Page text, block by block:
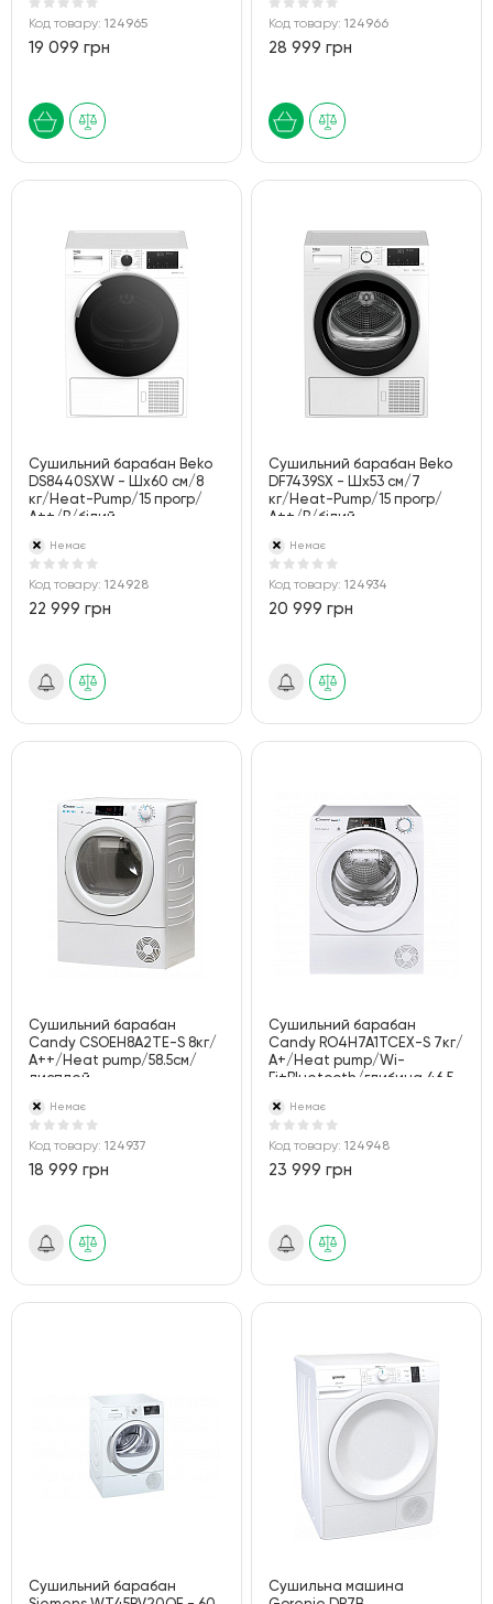
Код товару: 124965
19 099 грн
Код товару:124966
28 999 грн
Сушильний барабан Beko
DS8440SXW - Шх60 см/8
кг/Heat-Pump/15 прогр/
А++/В/білий
Немає
Код товару: 124928
22 999 грн
Сушильний барабан Beko
DF7439SX - Шх53 см/7
кг/Heat-Pump/15 прогр/
А++/В/білий
Немає
Код товару:124934
20 999 грн
Сушильний барабан
Candy CSOEH8A2TE-S 8кг/
А++/Heat pump/58.5см/
дисплей
Немає
Код товару: 124937
18 999 грн
Сушильний барабан
Candy RO4H7A1TCEX-S 7кг/
А+/Heat pump/Wi-
Fi+Bluetooth/глибина 46.5
Немає
Код товару:124948
23 999 грн
Сушильний барабан
Сушильна машина